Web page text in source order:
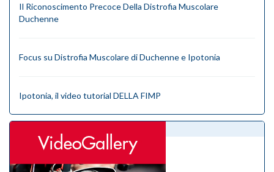
Il Riconoscimento Precoce Della Distrofia Muscolare
Duchenne
Focus su Distrofia Muscolare di Duchenne e Ipotonia
Ipotonia, il video tutorial DELLA FIMP